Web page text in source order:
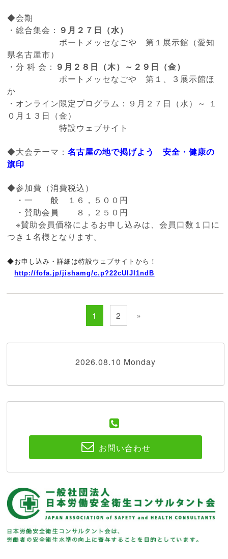
◆会期
・総合集会： ９月２７日（水）
ポートメッセなごや 第１展示館（愛知
県名古屋市）
・分 科 会： ９月２８日（木）～２９日（金）
ポートメッセなごや 第１、３展示館ほ
か
・オンライン限定プログラム：９月２７日（水）～ １
０月１３日（金）
特設ウェブサイト
◆大会テーマ：名古屋の地で掲げよう 安全・健康の
旗印
◆参加費（消費税込）
・一 般 １６，５００円
・賛助会員 ８，２５０円
※賛助会員価格によるお申し込みは、会員口数１口に
つき１名様と なります。
◆お申し込み・詳細は特設ウェブサイトから！
http://fofa.jp/jishamg/c.p?22cUIJI1ndB
1 2 »
2026.08.10 Monday
お問い合わせ